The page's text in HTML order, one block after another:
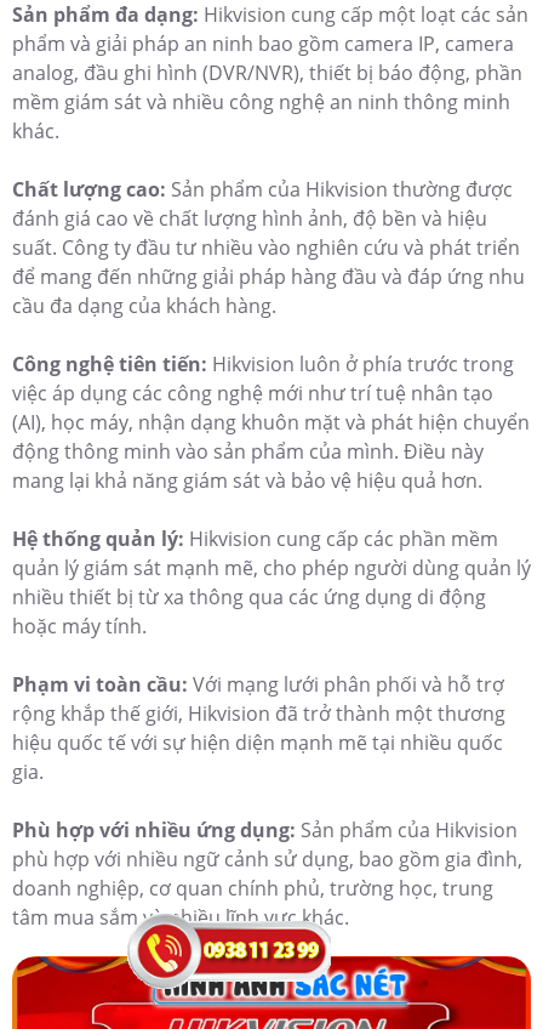
Sản phẩm đa dạng: Hikvision cung cấp một loạt các sản
phẩm và giải pháp an ninh bao gồm camera IP, camera
analog, đầu ghi hình (DVR/NVR), thiết bị báo động, phần
mềm giám sát và nhiều công nghệ an ninh thông minh
khác.
Chất lượng cao: Sản phẩm của Hikvision thường được
đánh giá cao về chất lượng hình ảnh, độ bền và hiệu
suất. Công ty đầu tư nhiều vào nghiên cứu và phát triển
để mang đến những giải pháp hàng đầu và đáp ứng nhu
cầu đa dạng của khách hàng.
Công nghệ tiên tiến: Hikvision luôn ở phía trước trong
việc áp dụng các công nghệ mới như trí tuệ nhân tạo
(AI), học máy, nhận dạng khuôn mặt và phát hiện chuyển
động thông minh vào sản phẩm của mình. Điều này
mang lại khả năng giám sát và bảo vệ hiệu quả hơn.
Hệ thống quản lý: Hikvision cung cấp các phần mềm
quản lý giám sát mạnh mẽ, cho phép người dùng quản lý
nhiều thiết bị từ xa thông qua các ứng dụng di động
hoặc máy tính.
Phạm vi toàn cầu: Với mạng lưới phân phối và hỗ trợ
rộng khắp thế giới, Hikvision đã trở thành một thương
hiệu quốc tế với sự hiện diện mạnh mẽ tại nhiều quốc
gia.
Phù hợp với nhiều ứng dụng: Sản phẩm của Hikvision
phù hợp với nhiều ngữ cảnh sử dụng, bao gồm gia đình,
doanh nghiệp, cơ quan chính phủ, trường học, trung
tâm mua sắm và nhiều lĩnh vực khác.